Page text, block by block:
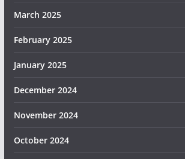
March 2025
February 2025
January 2025
December 2024
November 2024
October 2024